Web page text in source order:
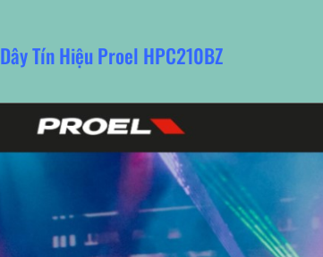
Dây Tín Hiệu Proel HPC210BZ